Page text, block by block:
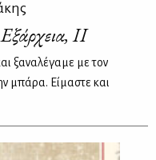
ΙΙ
ξαναλέγαμε με τον
μπάρα. Είμαστε και